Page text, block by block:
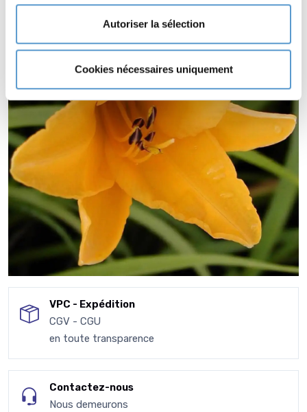
Autoriser la sélection
Cookies nécessaires uniquement
VPC - Expédition
CGV - CGU
en toute transparence
Contactez-nous
Nous demeurons